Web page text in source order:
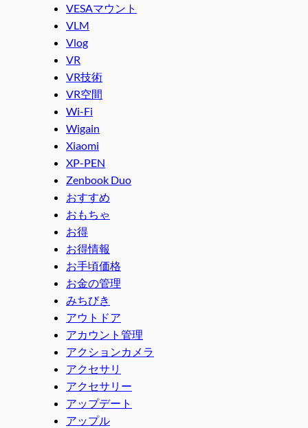
VESAマウント
VLM
Vlog
VR
VR技術
VR空間
Wi-Fi
Wigain
Xiaomi
XP-PEN
Zenbook Duo
おすすめ
おもちゃ
お得
お得情報
お手頃価格
お金の管理
みちびき
アウトドア
アカウント管理
アクションカメラ
アクセサリ
アクセサリー
アップデート
アップル